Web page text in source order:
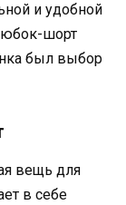
и удобной
юбок-шорт
был выбор
вещь для
в себе